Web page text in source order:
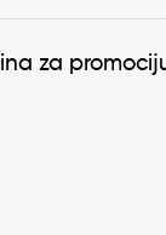
za